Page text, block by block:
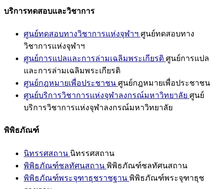
บริการทดสอบและวิชาการ
ศูนย์ทดสอบทางวิชาการแห่งจุฬาฯ ศูนย์ทดสอบทาง
วิชาการแห่งจุฬาฯ
ศูนย์การแปลและการล่ามเฉลิมพระเกียรติ ศูนย์การแปล
และการล่ามเฉลิมพระเกียรติ
ศูนย์กฎหมายเพื่อประชาชน ศูนย์กฎหมายเพื่อประชาชน
ศูนย์บริการวิชาการแห่งจุฬาลงกรณ์มหาวิทยาลัย ศูนย์
บริการวิชาการแห่งจุฬาลงกรณ์มหาวิทยาลัย
พิพิธภัณฑ์
นิทรรศสถาน นิทรรศสถาน
พิพิธภัณฑ์ชลทัศนสถาน พิพิธภัณฑ์ชลทัศนสถาน
พิพิธภัณฑ์พระจุฑาธุชราชฐาน พิพิธภัณฑ์พระจุฑาธุช